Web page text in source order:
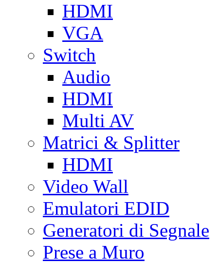
HDMI
VGA
Switch
Audio
HDMI
Multi AV
Matrici & Splitter
HDMI
Video Wall
Emulatori EDID
Generatori di Segnale
Prese a Muro